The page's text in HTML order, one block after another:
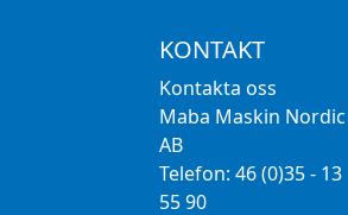
KONTAKT
Kontakta oss
Maba Maskin Nordic
AB
Telefon: 46 (0)35 - 13
55 90